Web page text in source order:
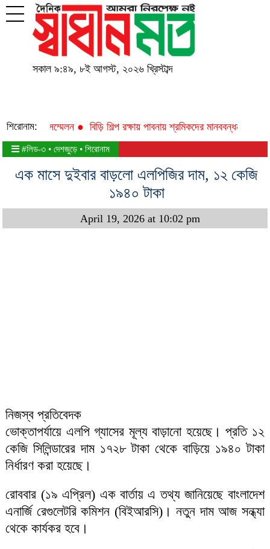
সকাল ৯:৪৯, ৮ই আগস্ট, ২০২৬ খ্রিস্টাব্দ
শিরোনাম:
সংবাদ সম্মেলন ● বিড়ি শিল্প রক্ষায় পাবনায় শ্রমিকদের মানববন্ধন ●
#লিড-৩ •দেশজুড়ে •শিরোনাম
এক মাসে দুইবার বাড়লো এলপিজির দাম, ১২ কেজি
১৯৪০ টাকা
April 19, 2026 at 10:02 pm
নিজস্ব প্রতিবেদক
ভোক্তাপর্যায়ে এলপি গ্যাসের মূল্য বাড়ানো হয়েছে। প্রতি ১২
কেজি সিলিন্ডারের দাম ১৭২৮ টাকা থেকে বাড়িয়ে ১৯৪০ টাকা
নির্ধারণ করা হয়েছে।
রোববার (১৯ এপ্রিল) এক বার্তায় এ তথ্য জানিয়েছে বাংলাদেশ
এনার্জি রেগুলেটরি কমিশন (বিইআরসি)। নতুন দাম আজ সন্ধ্যা
থেকে কার্যকর হবে।